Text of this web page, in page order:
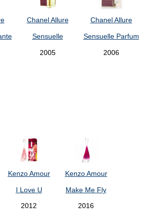
Chanel Allure
Sensuelle
2005
Chanel Allure
Sensuelle Parfum
2006
Kenzo Amour
I Love U
2012
Kenzo Amour
Make Me Fly
2016